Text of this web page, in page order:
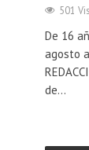
501
De 16
agosto
de...